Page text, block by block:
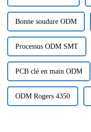
Bonne soudure ODM
Processus ODM SMT
PCB clé en main ODM
ODM Rogers 4350